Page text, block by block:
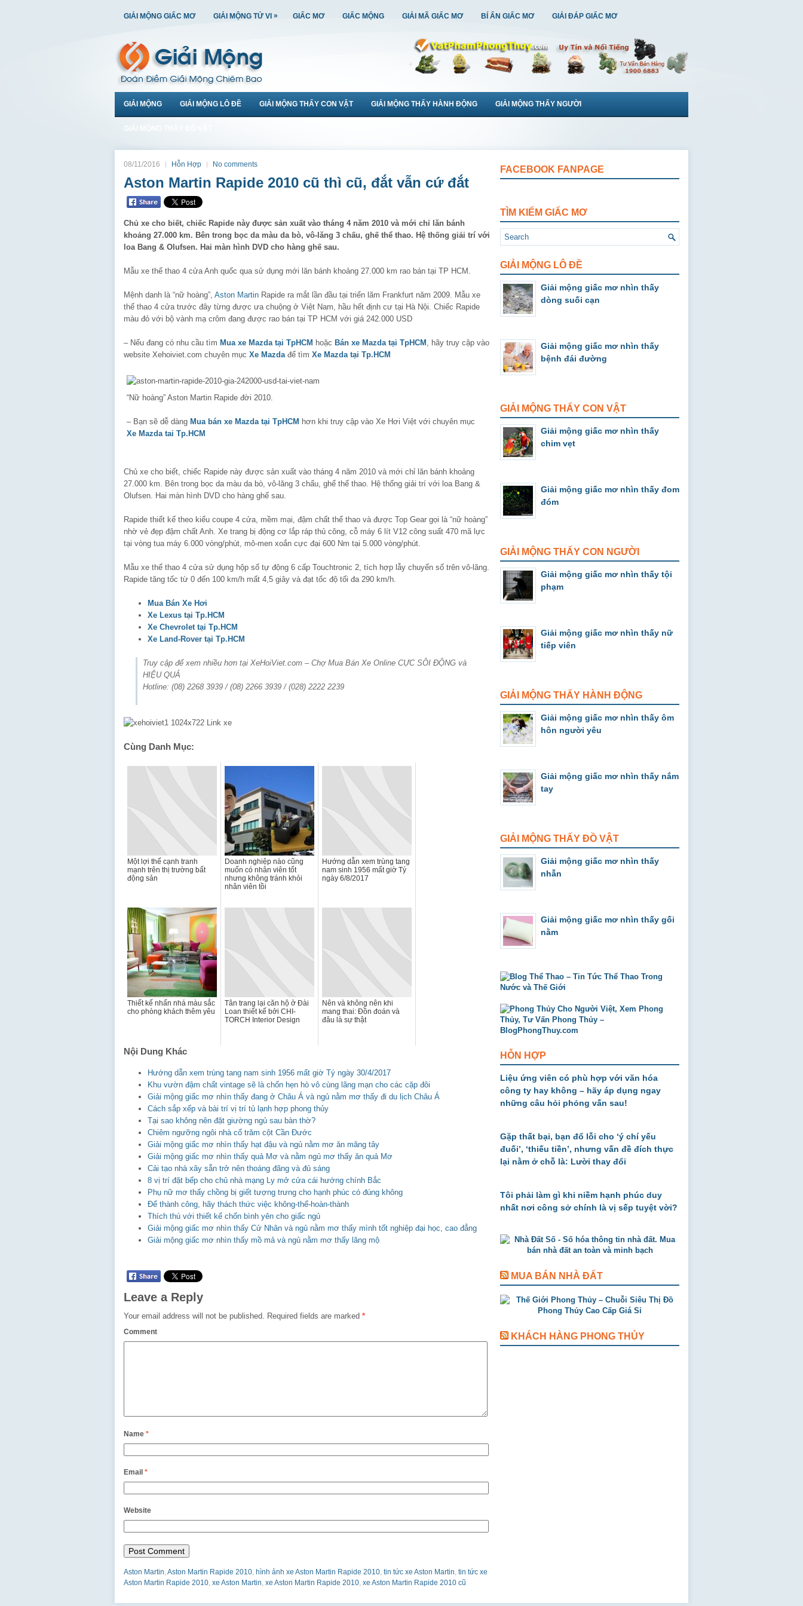
GIẢI MỘNG GIẤC MƠ GIẢI MỘNG TỬ VI » GIẤC MƠ GIẤC MỘNG GIẢI MÃ GIẤC MƠ BÍ ẨN GIẤC MƠ GIẢI ĐÁP GIẤC MƠ
GIẢI MỘNG GIẢI MỘNG LÔ ĐỀ GIẢI MỘNG THẤY CON VẬT GIẢI MỘNG THẤY HÀNH ĐỘNG GIẢI MỘNG THẤY NGƯỜI
08/11/2016 Hỗn Hợp No comments
Aston Martin Rapide 2010 cũ thì cũ, đắt vẫn cứ đắt
Chủ xe cho biết, chiếc Rapide này được sản xuất vào tháng 4 năm 2010 và mới chỉ lăn bánh
khoảng 27.000 km. Bên trong bọc da màu da bò, vô-lăng 3 chấu, ghế thể thao. Hệ thống giải trí với
loa Bang & Olufsen. Hai màn hình DVD cho hàng ghế sau.
Mẫu xe thể thao 4 cửa Anh quốc qua sử dụng mới lăn bánh khoảng 27.000 km rao bán tại TP HCM.
Mệnh danh là “nữ hoàng”, Aston Martin Rapide ra mắt lần đầu tại triển lãm Frankfurt năm 2009. Mẫu xe
thể thao 4 cửa trước đây từng được ưa chuộng ở Việt Nam, hầu hết định cư tại Hà Nội. Chiếc Rapide
màu đỏ với bộ vành mạ crôm đang được rao bán tại TP HCM với giá 242.000 USD
– Nếu đang có nhu cầu tìm Mua xe Mazda tại TpHCM hoặc Bán xe Mazda tại TpHCM , hãy truy cập vào
website Xehoiviet.com chuyên mục Xe Mazda để tìm Xe Mazda tại Tp.HCM
“Nữ hoàng” Aston Martin Rapide đời 2010.
– Bạn sẽ dễ dàng Mua bán xe Mazda tại TpHCM hơn khi truy cập vào Xe Hơi Việt với chuyên mục
Xe Mazda tai Tp.HCM
Chủ xe cho biết, chiếc Rapide này được sản xuất vào tháng 4 năm 2010 và mới chỉ lăn bánh khoảng
27.000 km. Bên trong bọc da màu da bò, vô-lăng 3 chấu, ghế thể thao. Hệ thống giải trí với loa Bang &
Olufsen. Hai màn hình DVD cho hàng ghế sau.
Rapide thiết kế theo kiểu coupe 4 cửa, mềm mại, đậm chất thể thao và được Top Gear gọi là “nữ hoàng”
nhờ vẻ đẹp đậm chất Anh. Xe trang bị động cơ lắp ráp thủ công, cỗ máy 6 lít V12 công suất 470 mã lực
tại vòng tua máy 6.000 vòng/phút, mô-men xoắn cực đại 600 Nm tại 5.000 vòng/phút.
Mẫu xe thể thao 4 cửa sử dụng hộp số tự động 6 cấp Touchtronic 2, tích hợp lẫy chuyển số trên vô-lăng.
Rapide tăng tốc từ 0 đến 100 km/h mất 4,5 giây và đạt tốc độ tối đa 290 km/h.
Mua Bán Xe Hơi
Xe Lexus tại Tp.HCM
Xe Chevrolet tại Tp.HCM
Xe Land-Rover tại Tp.HCM
Truy cập để xem nhiều hơn tại XeHoiViet.com – Chợ Mua Bán Xe Online CỰC SÔI ĐỘNG và
HIỆU QUẢ
Hotline: (08) 2268 3939 / (08) 2266 3939 / (028) 2222 2239
Cùng Danh Mục:
Một lợi thế cạnh tranh
mạnh trên thị trường bất
động sản
Doanh nghiệp nào cũng
muốn có nhân viên tốt
nhưng không tránh khỏi
nhân viên tồi
Hướng dẫn xem trùng tang
nam sinh 1956 mất giờ Tý
ngày 6/8/2017
Thiết kế nhấn nhá màu sắc
cho phòng khách thêm yêu
Tân trang lại căn hộ ở Đài
Loan thiết kế bởi CHI-
TORCH Interior Design
Nên và không nên khi
mang thai: Đồn đoán và
đâu là sự thật
Nội Dung Khác
Hướng dẫn xem trùng tang nam sinh 1956 mất giờ Tý ngày 30/4/2017
Khu vườn đậm chất vintage sẽ là chốn hẹn hò vô cùng lãng mạn cho các cặp đôi
Giải mộng giấc mơ nhìn thấy đang ở Châu Á và ngủ nằm mơ thấy đi du lịch Châu Á
Cách sắp xếp và bài trí vị trí tủ lạnh hợp phong thủy
Tại sao không nên đặt giường ngủ sau bàn thờ?
Chiêm ngưỡng ngôi nhà cổ trăm cột Cần Đước
Giải mộng giấc mơ nhìn thấy hạt đậu và ngủ nằm mơ ăn măng tây
Giải mộng giấc mơ nhìn thấy quả Mơ và nằm ngủ mơ thấy ăn quả Mơ
Cải tạo nhà xây sẵn trở nên thoáng đãng và đủ sáng
8 vị trí đặt bếp cho chủ nhà mạng Ly mở cửa cái hướng chính Bắc
Phụ nữ mơ thấy chồng bị giết tượng trưng cho hạnh phúc có đúng không
Để thành công, hãy thách thức việc không-thể-hoàn-thành
Thích thú với thiết kế chốn bình yên cho giấc ngủ
Giải mộng giấc mơ nhìn thấy Cử Nhân và ngủ nằm mơ thấy mình tốt nghiệp đại học, cao đẳng
Giải mộng giấc mơ nhìn thấy mồ mả và ngủ nằm mơ thấy lăng mộ
Leave a Reply
Your email address will not be published. Required fields are marked *
Comment
Name *
Email *
Website
Aston Martin,Aston Martin Rapide 2010, hình ảnh xe Aston Martin Rapide 2010, tin tức xe Aston Martin, tin tức xe
Aston Martin Rapide 2010, xe Aston Martin, xe Aston Martin Rapide 2010, xe Aston Martin Rapide 2010 cũ
FACEBOOK FANPAGE
TÌM KIẾM GIẤC MƠ
GIẢI MỘNG LÔ ĐỀ
Giải mộng giấc mơ nhìn thấy
dòng suối cạn
Giải mộng giấc mơ nhìn thấy
bệnh đái đường
GIẢI MỘNG THẤY CON VẬT
Giải mộng giấc mơ nhìn thấy
chim vẹt
Giải mộng giấc mơ nhìn thấy đom
đóm
GIẢI MỘNG THẤY CON NGƯỜI
Giải mộng giấc mơ nhìn thấy tội
phạm
Giải mộng giấc mơ nhìn thấy nữ
tiếp viên
GIẢI MỘNG THẤY HÀNH ĐỘNG
Giải mộng giấc mơ nhìn thấy ôm
hôn người yêu
Giải mộng giấc mơ nhìn thấy nắm
tay
GIẢI MỘNG THẤY ĐỒ VẬT
Giải mộng giấc mơ nhìn thấy
nhẫn
Giải mộng giấc mơ nhìn thấy gối
nằm
HỖN HỢP
Liệu ứng viên có phù hợp với văn hóa
công ty hay không – hãy áp dụng ngay
những câu hỏi phỏng vấn sau!
Gặp thất bại, bạn đổ lỗi cho ‘ý chí yếu
đuối’, ‘thiếu tiền’, nhưng vấn đề đích thực
lại nằm ở chỗ là: Lười thay đổi
Tôi phải làm gì khi niềm hạnh phúc duy
nhất nơi công sở chính là vị sếp tuyệt vời?
MUA BÁN NHÀ ĐẤT
KHÁCH HÀNG PHONG THỦY